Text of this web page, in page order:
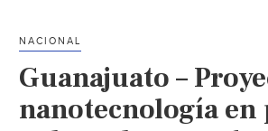
NACIONAL
Guanajuato –
nanotecnología en